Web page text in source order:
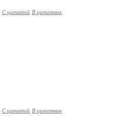
С цитатой В цитатник
С цитатой В цитатник